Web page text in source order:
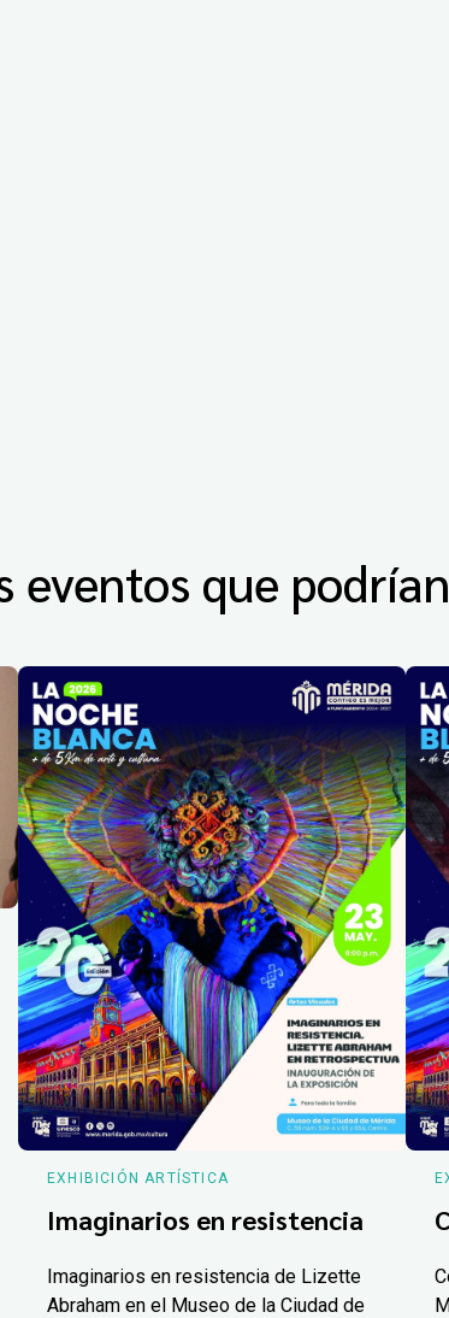
eventos que
EXHIBICIÓN ARTÍSTICA
Imaginarios en resistencia
Imaginarios en resistencia de Lizette
Abraham en el Museo de la Ciudad de